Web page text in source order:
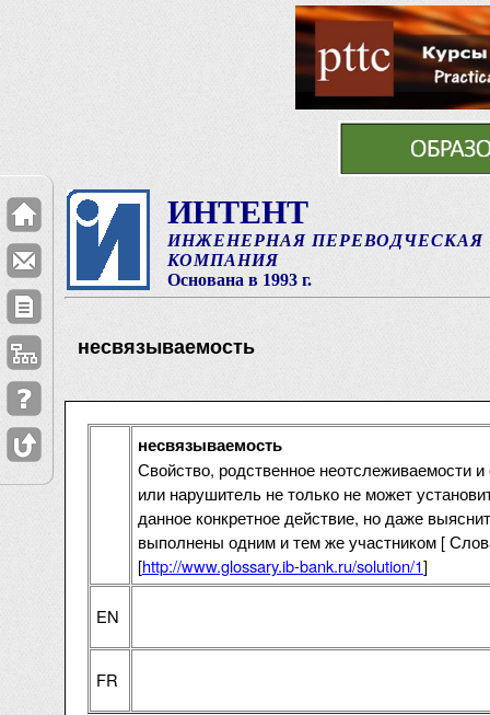
ИНТЕНТ
ИНЖЕНЕРНАЯ ПЕРЕВОДЧЕСКАЯ
КОМПАНИЯ
Основана в 1993 г.
несвязываемость
несвязываемость
Свойство, родственное неотслеживаемости
или нарушитель не только не может
данное конкретное действие, но даже
выполнены одним и тем же участником [
[http://www.glossary.ib-bank.ru/solution/1]
EN
FR